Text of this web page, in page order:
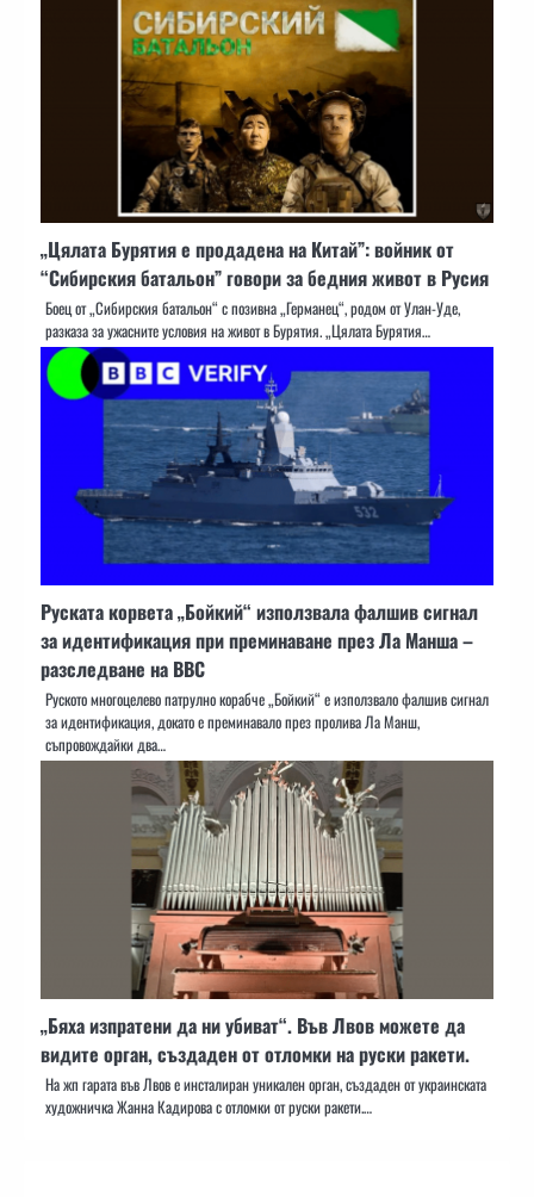
„Цялата Бурятия е продадена на Китай”: войник от
“Сибирския батальон” говори за бедния живот в Русия
Боец от „Сибирския батальон“ с позивна „Германец“, родом от Улан-Уде,
разказа за ужасните условия на живот в Бурятия. „Цялата Бурятия…
Руската корвета „Бойкий“ използвала фалшив сигнал
за идентификация при преминаване през Ла Манша –
разследване на BBC
Руското многоцелево патрулно корабче „Бойкий“ е използвало фалшив сигнал
за идентификация, докато е преминавало през пролива Ла Манш,
съпровождайки два…
„Бяха изпратени да ни убиват“. Във Лвов можете да
видите орган, създаден от отломки на руски ракети.
На жп гарата във Лвов е инсталиран уникален орган, създаден от украинската
художничка Жанна Кадирова с отломки от руски ракети.…